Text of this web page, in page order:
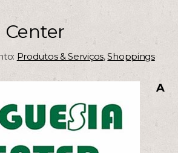
Center
Produtos & Serviços,Shoppings
A